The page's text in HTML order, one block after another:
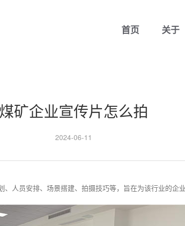
首页 关于
煤矿企业宣传片怎么拍
2024-06-11
人员安排、场景搭建、拍摄技巧等，旨在为该行业的企